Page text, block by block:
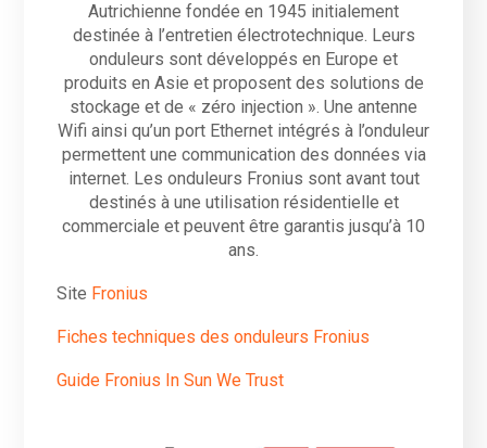
Autrichienne fondée en 1945 initialement
destinée à l’entretien électrotechnique. Leurs
onduleurs sont développés en Europe et
produits en Asie et proposent des solutions de
stockage et de « zéro injection ». Une antenne
Wifi ainsi qu’un port Ethernet intégrés à l’onduleur
permettent une communication des données via
internet. Les onduleurs Fronius sont avant tout
destinés à une utilisation résidentielle et
commerciale et peuvent être garantis jusqu’à 10
ans.
Site Fronius
Fiches techniques des onduleurs Fronius
Guide Fronius In Sun We Trust